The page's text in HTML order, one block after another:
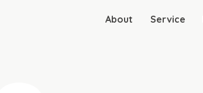
About Service